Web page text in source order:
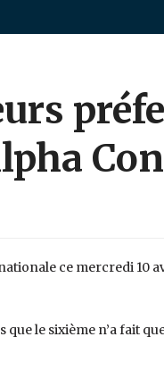
ce mercredi 10
le sixième n’a fait